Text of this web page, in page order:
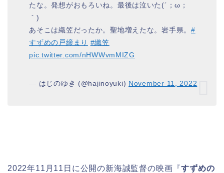
たな。発想がおもろいね。最後は泣いた(´；ω；
｀)
あそこは織笠だったか。聖地増えたな。岩手県。#
すずめの戸締まり #織笠
pic.twitter.com/nHWWvmMIZG
— はじのゆき (@hajinoyuki) November 11, 2022
2022年11月11日に公開の新海誠監督の映画『すずめの